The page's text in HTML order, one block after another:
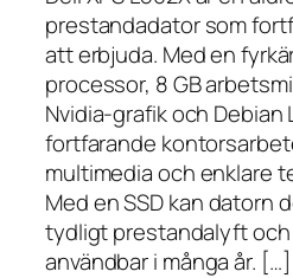
prestandadator som
att erbjuda. Med en
processor, 8 GB
Nvidia-grafik och Debian
fortfarande
multimedia och enklare
Med en SSD kan datorn
tydligt prestandalyft
användbar i många år. […]